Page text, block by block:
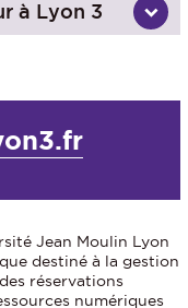
à Lyon 3
Jean Moulin Lyon
destiné à la gestion
réservations
numériques